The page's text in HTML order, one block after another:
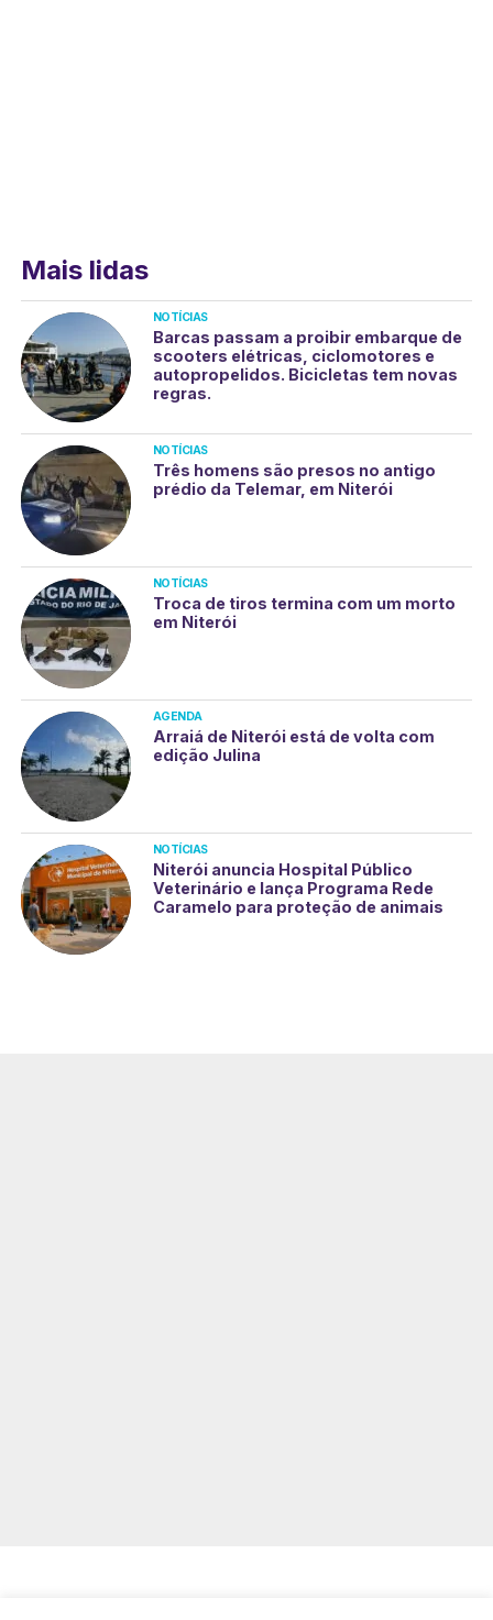
Mais lidas
NOTÍCIAS
Barcas passam a proibir embarque de
scooters elétricas, ciclomotores e
autopropelidos. Bicicletas tem novas
regras.
NOTÍCIAS
Três homens são presos no antigo
prédio da Telemar, em Niterói
NOTÍCIAS
Troca de tiros termina com um morto
em Niterói
AGENDA
Arraiá de Niterói está de volta com
edição Julina
NOTÍCIAS
Niterói anuncia Hospital Público
Veterinário e lança Programa Rede
Caramelo para proteção de animais